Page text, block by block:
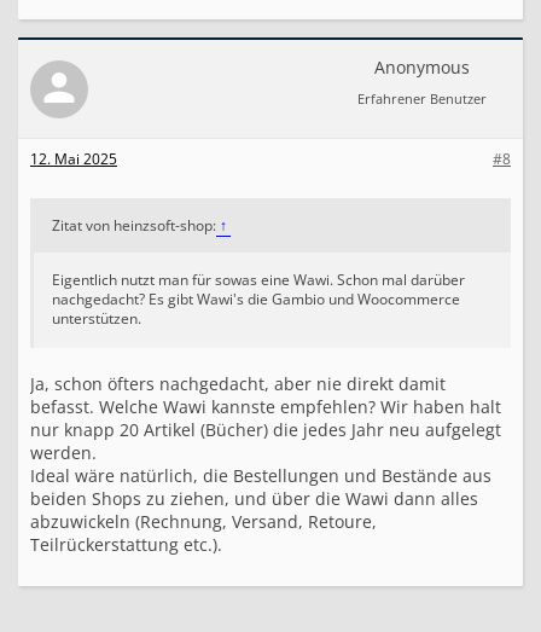
Anonymous
Erfahrener Benutzer
#8
12. Mai 2025
Zitat von heinzsoft-shop: ↑
Eigentlich nutzt man für sowas eine Wawi. Schon mal darüber
nachgedacht? Es gibt Wawi's die Gambio und Woocommerce
unterstützen.
Ja, schon öfters nachgedacht, aber nie direkt damit
befasst. Welche Wawi kannste empfehlen? Wir haben halt
nur knapp 20 Artikel (Bücher) die jedes Jahr neu aufgelegt
werden.
Ideal wäre natürlich, die Bestellungen und Bestände aus
beiden Shops zu ziehen, und über die Wawi dann alles
abzuwickeln (Rechnung, Versand, Retoure,
Teilrückerstattung etc.).